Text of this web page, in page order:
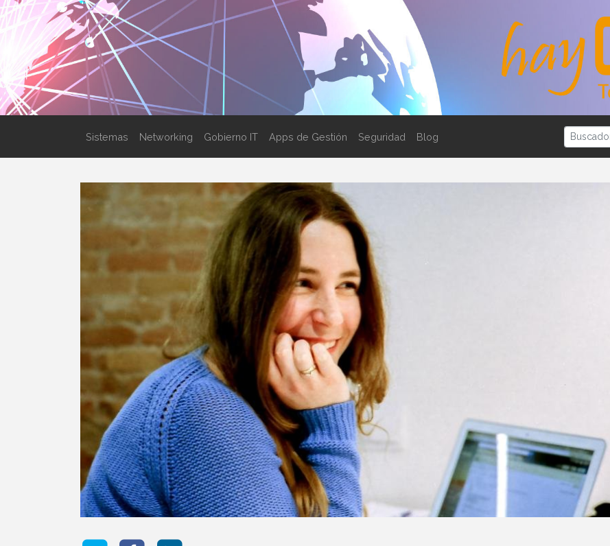
Sistemas Networking Gobierno IT Apps de Gestión Seguridad Blog